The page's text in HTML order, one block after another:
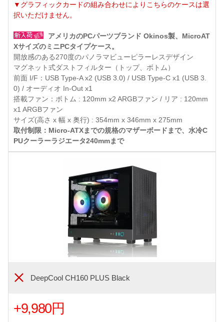
▼グラフィックカードの組み合わせによりこちらのケースは選
択いただけません。
アメリカのPCパーツブランド Okinos製、MicroAT
XサイズのミニPCタイプケース。
開放感のある270度のパノラマビューピラーレスデザイン
マグネット式ダストフィルター（トップ、ボトム）
前面 I/F：USB Type-A x2 (USB 3.0) / USB Type-C x1 (USB 3.
0) / オーディオ In-Out x1
搭載ファン：ボトム : 120mm x2 ARGBファン / リア : 120mm
x1 ARGBファン
サイズ(高さ x 幅 x 奥行) : 354mm x 346mm x 275mm
取付制限：Micro-ATXまでの規格のマザーボードまで、水冷C
PUクーラーラジエータ240mmまで
DeepCool CH160 PLUS Black
+9,980円